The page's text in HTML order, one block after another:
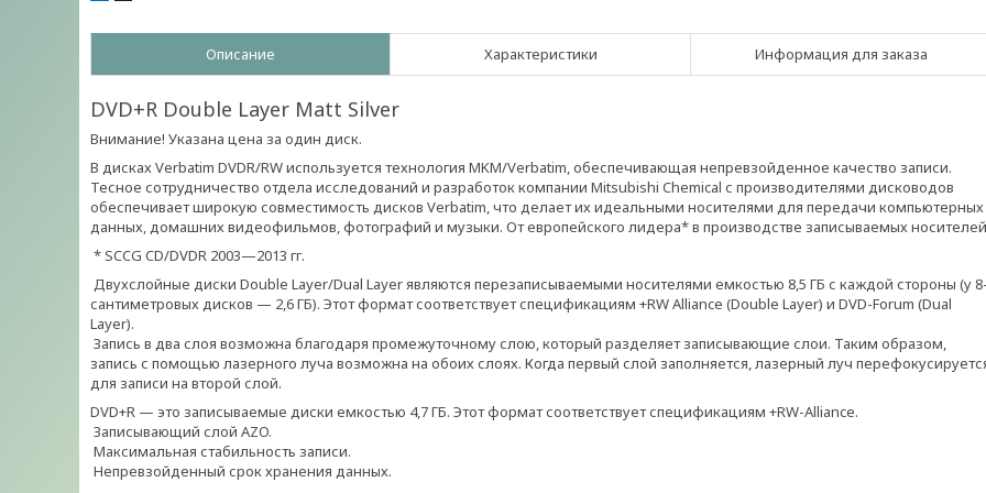
Описание Характеристики Информация для заказа
DVD+R Double Layer Matt Silver
Внимание! Указана цена за один диск.
В дисках Verbatim DVDR/RW используется технология MKM/Verbatim, обеспечивающая непревзойденное качество записи.
Тесное сотрудничество отдела исследований и разработок компании Mitsubishi Chemical с производителями дисководов
обеспечивает широкую совместимость дисков Verbatim, что делает их идеальными носителями для передачи компьютерных
данных, домашних видеофильмов, фотографий и музыки. От европейского лидера* в производстве записываемых носителей
* SCCG CD/DVDR 2003—2013 гг.
Двухслойные диски Double Layer/Dual Layer являются перезаписываемыми носителями емкостью 8,5 ГБ с каждой стороны (у 8-
сантиметровых дисков — 2,6 ГБ). Этот формат соответствует спецификациям +RW Alliance (Double Layer) и DVD-Forum (Dual
Layer).
Запись в два слоя возможна благодаря промежуточному слою, который разделяет записывающие слои. Таким образом,
запись с помощью лазерного луча возможна на обоих слоях. Когда первый слой заполняется, лазерный луч
для записи на второй слой.
DVD+R — это записываемые диски емкостью 4,7 ГБ. Этот формат соответствует спецификациям +RW-Alliance.
Записывающий слой AZO.
Максимальная стабильность записи.
Непревзойденный срок хранения данных.